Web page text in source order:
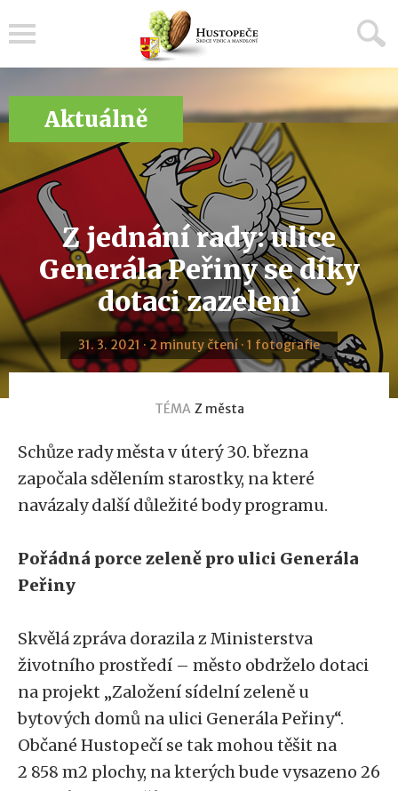
Aktuálně
Z jednání rady: ulice
Generála Peřiny se díky
dotaci zazelení
31. 3. 2021 · 2 minuty čtení · 1 fotografie
TÉMA Z města
Schůze rady města v úterý 30. března
započala sdělením starostky, na které
navázaly další důležité body programu.
Pořádná porce zeleně pro ulici Generála
Peřiny
Skvělá zpráva dorazila z Ministerstva
životního prostředí – město obdrželo dotaci
na projekt „Založení sídelní zeleně u
bytových domů na ulici Generála Peřiny“.
Občané Hustopečí se tak mohou těšit na
2 858 m2 plochy, na kterých bude vysazeno 26